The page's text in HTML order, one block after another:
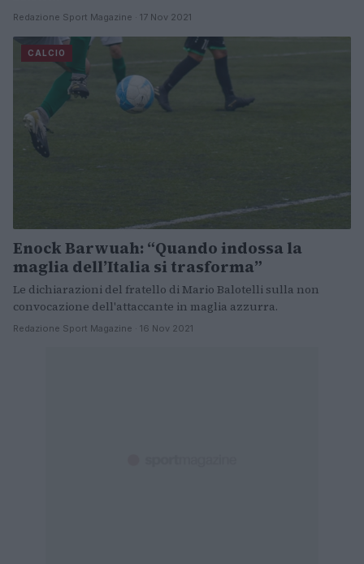
Redazione Sport Magazine · 17 Nov 2021
CALCIO
Enock Barwuah: “Quando indossa la
maglia dell’Italia si trasforma”
Le dichiarazioni del fratello di Mario Balotelli sulla non
convocazione dell'attaccante in maglia azzurra.
Redazione Sport Magazine · 16 Nov 2021